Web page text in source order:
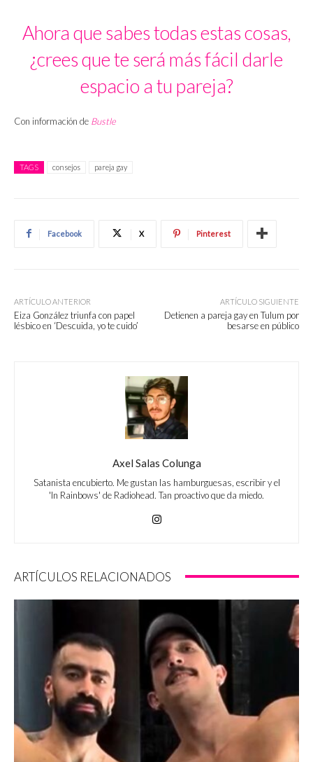
Ahora que sabes todas estas cosas,
¿crees que te será más fácil darle
espacio a tu pareja?
Con información de Bustle
TAGS consejos pareja gay
Facebook X Pinterest
ARTÍCULO ANTERIOR
Eiza González triunfa con papel
lésbico en ‘Descuida, yo te cuido’
ARTÍCULO SIGUIENTE
Detienen a pareja gay en Tulum por
besarse en público
Axel Salas Colunga
Satanista encubierto. Me gustan las hamburguesas, escribir y el
'In Rainbows' de Radiohead. Tan proactivo que da miedo.
ARTÍCULOS RELACIONADOS